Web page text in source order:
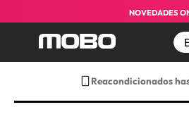
NOVEDADES
Reacondicionados